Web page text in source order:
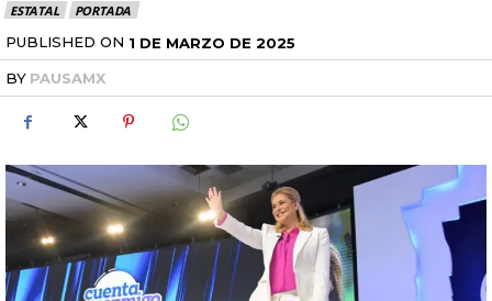
ESTATAL PORTADA
PUBLISHED ON 1 DE MARZO DE 2025
BY PAUSAMX